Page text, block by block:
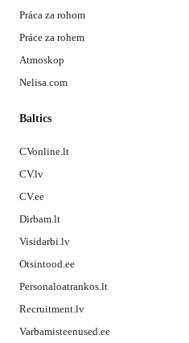
Práca za rohom
Práce za rohem
Atmoskop
Nelisa.com
Baltics
CVonline.lt
CV.lv
CV.ee
Dirbam.lt
Visidarbi.lv
Otsintood.ee
Personaloatrankos.lt
Recruitment.lv
Varbamisteenused.ee